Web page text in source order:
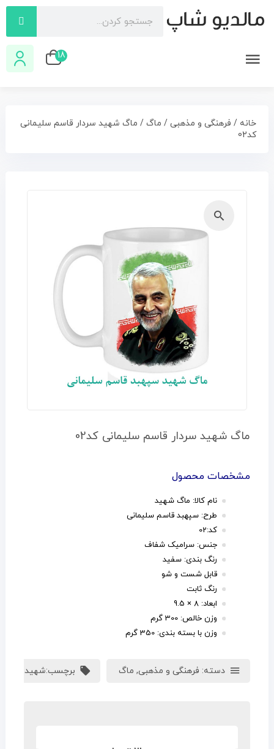
18
خانه / فرهنگی و مذهبی/ ماگ/ ماگ شهید سردار قاسم سلیمانی
کد02
ماگ شهید سردار قاسم سلیمانی کد02
مشخصات محصول
نام کالا: ماگ شهید
طرح: سپهبد قاسم سلیمانی
کد:02
جنس: سرامیک شفاف
رنگ بندی: سفید
قابل شست و شو
رنگ ثابت
ابعاد: 8 × 9.5
وزن خالص: 300 گرم
وزن با بسته بندی: 350 گرم
دسته: فرهنگی و مذهبی, ماگ برچسب:شهید قاسم